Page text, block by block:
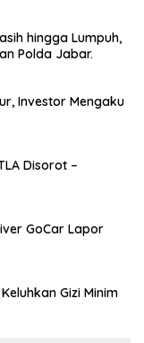
hingga Lumpuh,
Polda Jabar.
Investor Mengaku
Disorot –
GoCar Lapor
Gizi Minim